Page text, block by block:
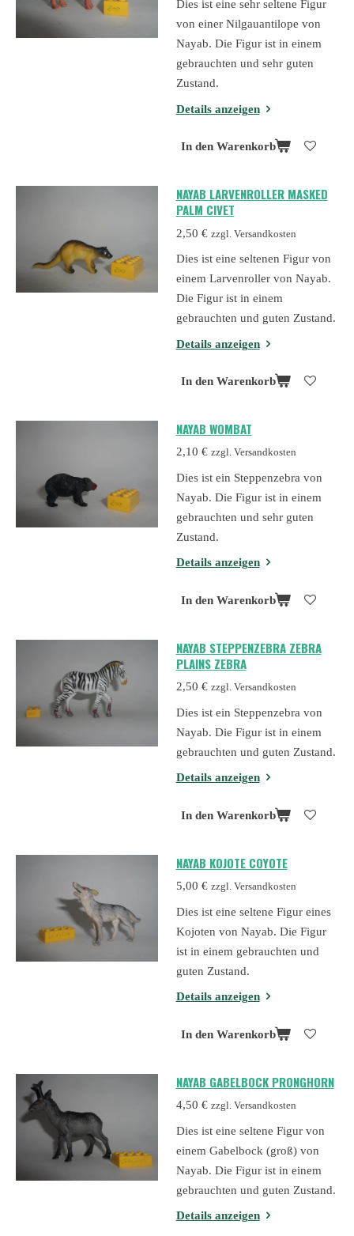
Dies ist eine sehr seltene Figur
von einer Nilgauantilope von
Nayab. Die Figur ist in einem
gebrauchten und sehr guten
Zustand.
Details anzeigen
In den Warenkorb
NAYAB LARVENROLLER MASKED
PALM CIVET
2,50 € zzgl. Versandkosten
Dies ist eine seltenen Figur von
einem Larvenroller von Nayab.
Die Figur ist in einem
gebrauchten und guten Zustand.
Details anzeigen
In den Warenkorb
NAYAB WOMBAT
2,10 € zzgl. Versandkosten
Dies ist ein Steppenzebra von
Nayab. Die Figur ist in einem
gebrauchten und sehr guten
Zustand.
Details anzeigen
In den Warenkorb
NAYAB STEPPENZEBRA ZEBRA
PLAINS ZEBRA
2,50 € zzgl. Versandkosten
Dies ist ein Steppenzebra von
Nayab. Die Figur ist in einem
gebrauchten und guten Zustand.
Details anzeigen
In den Warenkorb
NAYAB KOJOTE COYOTE
5,00 € zzgl. Versandkosten
Dies ist eine seltene Figur eines
Kojoten von Nayab. Die Figur
ist in einem gebrauchten und
guten Zustand.
Details anzeigen
In den Warenkorb
NAYAB GABELBOCK PRONGHORN
4,50 € zzgl. Versandkosten
Dies ist eine seltene Figur von
einem Gabelbock (groß) von
Nayab. Die Figur ist in einem
gebrauchten und guten Zustand.
Details anzeigen